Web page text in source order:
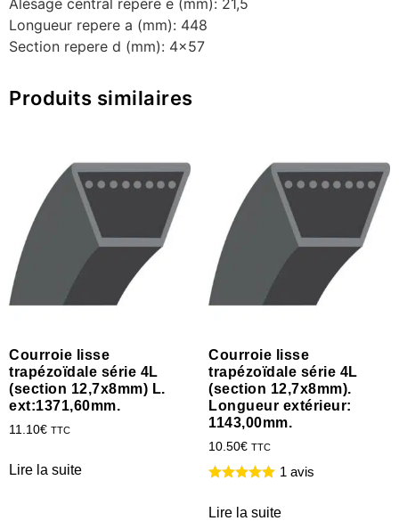
Alésage central repere e (mm): 21,5
Longueur repere a (mm): 448
Section repere d (mm): 4×57
Produits similaires
Courroie lisse
trapézoïdale série 4L
(section 12,7x8mm) L.
ext:1371,60mm.
11.10€ TTC
Lire la suite
Courroie lisse
trapézoïdale série 4L
(section 12,7x8mm).
Longueur extérieur:
1143,00mm.
10.50€ TTC
1 avis
Lire la suite